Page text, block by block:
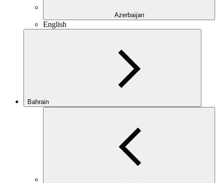
Azerbaijan
English
Bahrain